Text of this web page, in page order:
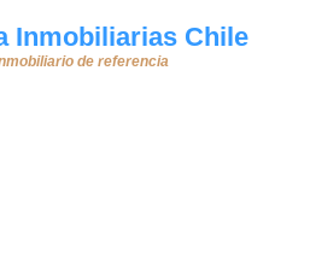
Inmobiliarias Chile
de referencia